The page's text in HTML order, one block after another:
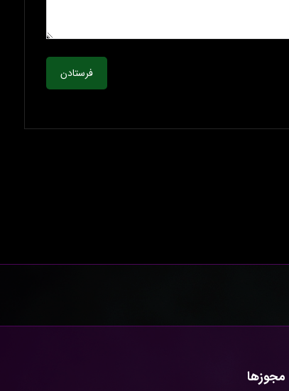
فرستادن
مجوزها